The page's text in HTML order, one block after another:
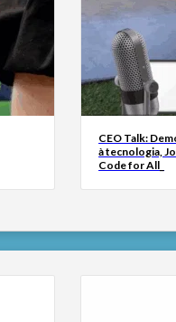
CEO Talk:
à tecnologia,
Code for All_